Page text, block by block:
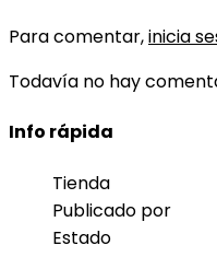
Para comentar,inicia
Todavía no hay
Info rápida
Tienda
Publicado por
Estado